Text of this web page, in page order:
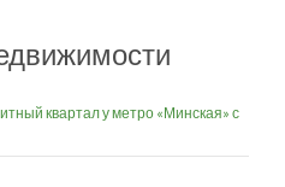
квартал у метро «Минская» с